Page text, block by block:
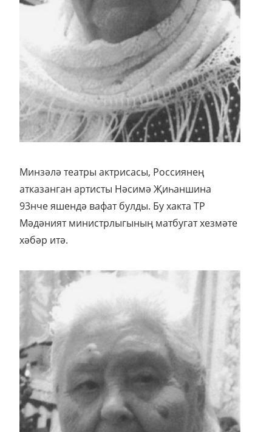
Минзәлә театры актрисасы, Россиянең
атказанган артисты Нәсимә Җиһаншина
93нче яшендә вафат булды. Бу хакта ТР
Мәдәният министрлыгының матбугат хезмәте
хәбәр итә.